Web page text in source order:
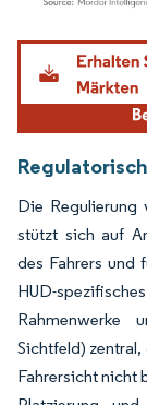
Bild © Mordor
Die Regulierung
stützt sich auf
des Fahrers und
HUD-
Rahmenwerke
Sichtfeld)
Fahrersicht nicht